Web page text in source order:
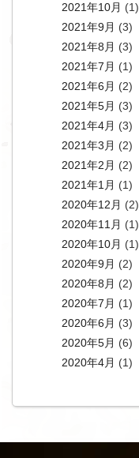
2021年10月 (1)
2021年9月 (3)
2021年8月 (3)
2021年7月 (1)
2021年6月 (2)
2021年5月 (3)
2021年4月 (3)
2021年3月 (2)
2021年2月 (2)
2021年1月 (1)
2020年12月 (2)
2020年11月 (1)
2020年10月 (1)
2020年9月 (2)
2020年8月 (2)
2020年7月 (1)
2020年6月 (3)
2020年5月 (6)
2020年4月 (1)